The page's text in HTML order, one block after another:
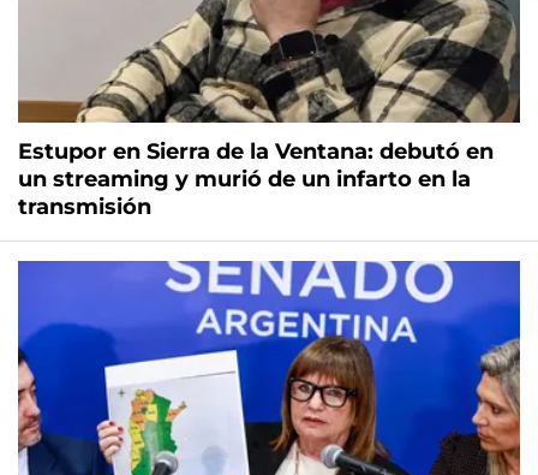
Estupor en Sierra de la Ventana: debutó en
un streaming y murió de un infarto en la
transmisión